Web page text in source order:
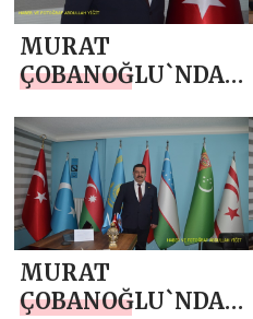
MURAT
ÇOBANOĞLU`NDAN
ÇİFTÇİLER GÜNÜ
MESAJI
MURAT
ÇOBANOĞLU`NDAN